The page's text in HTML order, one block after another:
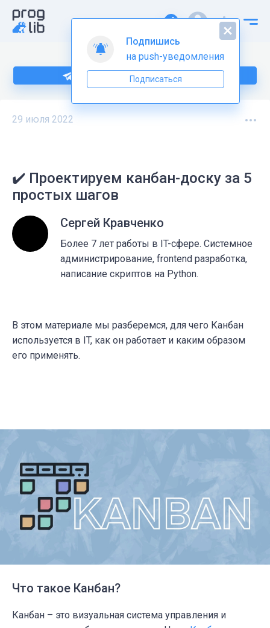
Подпишитесь на нас в Telegram
29 июля 2022
✔️ Проектируем канбан-доску за 5
простых шагов
Сергей Кравченко
Более 7 лет работы в IT-сфере. Системное
администрирование, frontend разработка,
написание скриптов на Python.
В этом материале мы разберемся, для чего Канбан
используется в IT, как он работает и каким образом
его применять.
Что такое Канбан?
Канбан – это визуальная система управления и
Подпишись
на push-уведомления
Подписаться